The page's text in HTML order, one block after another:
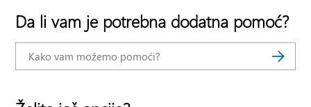
Da li vam je potrebna dodatna pomoć?